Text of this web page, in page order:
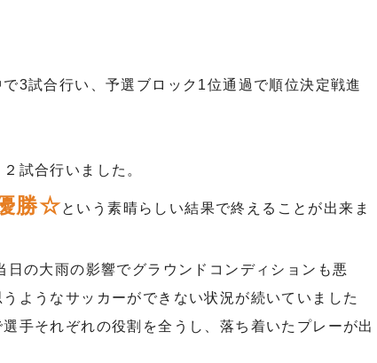
3試合行い、予選ブロック1位通過で順位決定戦進
試合行いました。
勝☆という素晴らしい結果で終えることが出来ま
日の大雨の影響でグラウンドコンディションも悪
うようなサッカーができない状況が続いていました
手それぞれの役割を全うし、落ち着いたプレーが出